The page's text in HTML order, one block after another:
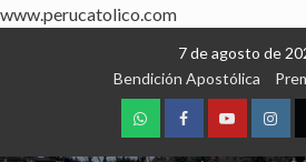
www.perucatolico.com
7 de agosto de
Bendición Apostólica
WhatsAppFacebookYoutube